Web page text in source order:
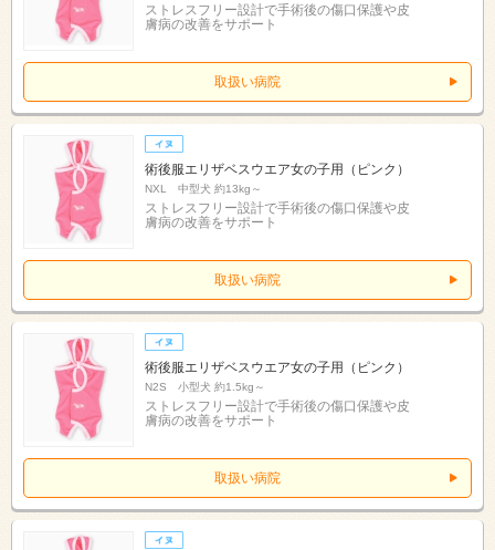
ストレスフリー設計で手術後の傷口保護や皮
膚病の改善をサポート
取扱い病院
術後服エリザベスウエア女の子用（ピンク）
NXL 中型犬 約13kg～
ストレスフリー設計で手術後の傷口保護や皮
膚病の改善をサポート
取扱い病院
術後服エリザベスウエア女の子用（ピンク）
N2S 小型犬 約1.5kg～
ストレスフリー設計で手術後の傷口保護や皮
膚病の改善をサポート
取扱い病院